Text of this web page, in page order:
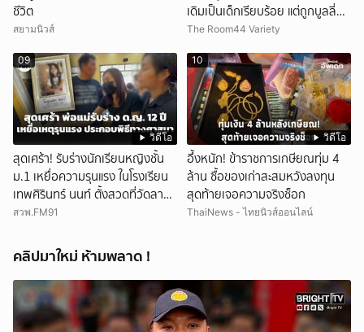
ชีวิต
สยามนิวส์
เดิมเป็นเด็กเรียบร้อย แต่ถูกบูลลี่
หนัก คาดแรงกดดันสะสมกลายเป็น
The Room44 Variety
วิดีโอ
09
สุดเศร้า! รับร่างนักเรียนหญิงชั้น
ม.1 เหยื่อความรุนแรง ในโรงเรียน
เทพศิรินทร์ นนท์ ตั้งสวดที่วัดลาด
ปลาดุก
สวพ.FM91
วิดีโอ
10
อึ้งหนัก! ข้าราชการเกษียณทุ่ม 4
ล้าน ซื้อของเก่าสะสมหวังลงทุน
สุดท้ายเจอความจริงช็อก
ThaiNews - ไทยนิวส์ออนไลน์
คลิปมาใหม่ ห้ามพลาด !